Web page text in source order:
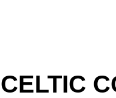
CELTIC